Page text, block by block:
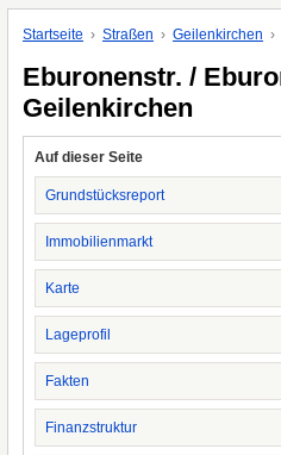
Startseite Straßen Geilenkirchen
Eburonenstr. /
Geilenkirchen
Auf dieser Seite
Grundstücksreport
Immobilienmarkt
Karte
Lageprofil
Fakten
Finanzstruktur